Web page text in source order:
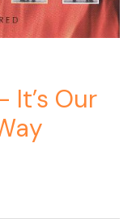
It’s Our